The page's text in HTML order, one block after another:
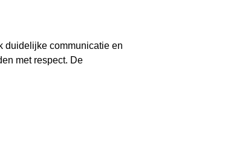
duidelijke communicatie en
met respect. De